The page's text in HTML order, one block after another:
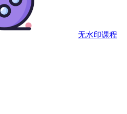
无水印课程